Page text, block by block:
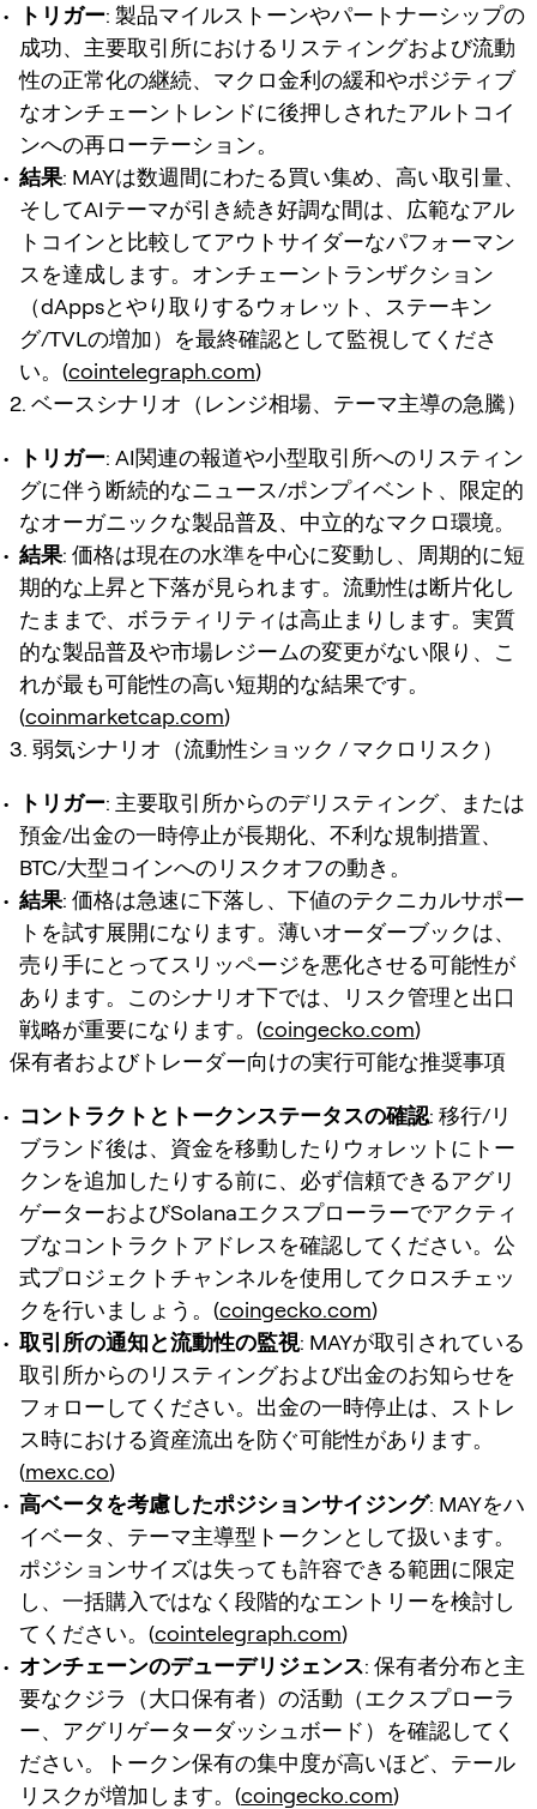
トリガー: 製品マイルストーンやパートナーシップの
成功、主要取引所におけるリスティングおよび流動
性の正常化の継続、マクロ金利の緩和やポジティブ
なオンチェーントレンドに後押しされたアルトコイ
ンへの再ローテーション。
結果: MAYは数週間にわたる買い集め、高い取引量、
そしてAIテーマが引き続き好調な間は、広範なアル
トコインと比較してアウトサイダーなパフォーマン
スを達成します。オンチェーントランザクション
（dAppsとやり取りするウォレット、ステーキン
グ/TVLの増加）を最終確認として監視してくださ
い。(cointelegraph.com)
2. ベースシナリオ（レンジ相場、テーマ主導の急騰）
トリガー: AI関連の報道や小型取引所へのリスティン
グに伴う断続的なニュース/ポンプイベント、限定的
なオーガニックな製品普及、中立的なマクロ環境。
結果: 価格は現在の水準を中心に変動し、周期的に短
期的な上昇と下落が見られます。流動性は断片化し
たままで、ボラティリティは高止まりします。実質
的な製品普及や市場レジームの変更がない限り、こ
れが最も可能性の高い短期的な結果です。
(coinmarketcap.com)
3. 弱気シナリオ（流動性ショック / マクロリスク）
トリガー: 主要取引所からのデリスティング、または
預金/出金の一時停止が長期化、不利な規制措置、
BTC/大型コインへのリスクオフの動き。
結果: 価格は急速に下落し、下値のテクニカルサポー
トを試す展開になります。薄いオーダーブックは、
売り手にとってスリッページを悪化させる可能性が
あります。このシナリオ下では、リスク管理と出口
戦略が重要になります。(coingecko.com)
保有者およびトレーダー向けの実行可能な推奨事項
コントラクトとトークンステータスの確認: 移行/リ
ブランド後は、資金を移動したりウォレットにトー
クンを追加したりする前に、必ず信頼できるアグリ
ゲーターおよびSolanaエクスプローラーでアクティ
ブなコントラクトアドレスを確認してください。公
式プロジェクトチャンネルを使用してクロスチェッ
クを行いましょう。(coingecko.com)
取引所の通知と流動性の監視: MAYが取引されている
取引所からのリスティングおよび出金のお知らせを
フォローしてください。出金の一時停止は、ストレ
ス時における資産流出を防ぐ可能性があります。
(mexc.co)
高ベータを考慮したポジションサイジング: MAYをハ
イベータ、テーマ主導型トークンとして扱います。
ポジションサイズは失っても許容できる範囲に限定
し、一括購入ではなく段階的なエントリーを検討し
てください。(cointelegraph.com)
オンチェーンのデューデリジェンス: 保有者分布と主
要なクジラ（大口保有者）の活動（エクスプローラ
ー、アグリゲーターダッシュボード）を確認してく
ださい。トークン保有の集中度が高いほど、テール
リスクが増加します。(coingecko.com)